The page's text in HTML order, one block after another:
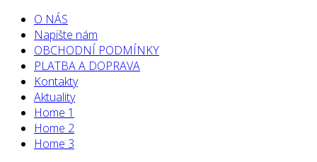
O NÁS
Napište nám
OBCHODNÍ PODMÍNKY
PLATBA A DOPRAVA
Kontakty
Aktuality
Home 1
Home 2
Home 3